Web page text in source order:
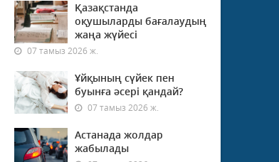
Қазақстанда
оқушыларды бағалаудың
жаңа жүйесі
07 тамыз 2026 ж.
Ұйқының сүйек пен
буынға әсері қандай?
07 тамыз 2026 ж.
Астанада жолдар
жабылады